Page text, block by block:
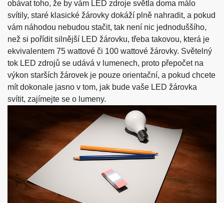
obávat toho, že by vám LED zdroje světla doma málo
svítily, staré klasické žárovky dokáží plně nahradit, a pokud
vám náhodou nebudou stačit, tak není nic jednoduššího,
než si pořídit silnější LED žárovku, třeba takovou, která je
ekvivalentem 75 wattové či 100 wattové žárovky. Světelný
tok LED zdrojů se udává v lumenech, proto přepočet na
výkon starších žárovek je pouze orientační, a pokud chcete
mít dokonale jasno v tom, jak bude vaše LED žárovka
svítit, zajímejte se o lumeny.